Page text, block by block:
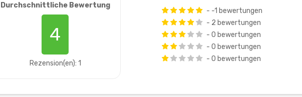
Durchschnittliche Bewertung
4
Rezension(en): 1
- -1 bewertungen
- 2 bewertungen
- 0 bewertungen
- 0 bewertungen
- 0 bewertungen